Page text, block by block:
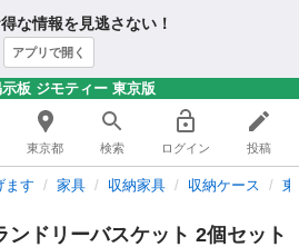
な情報を見逃さない！
アプリで開く
板 ジモティー 東京版
東京都 検索 ログイン 投稿
ます 家具 収納家具 収納ケース
ンドリーバスケット 2個セット